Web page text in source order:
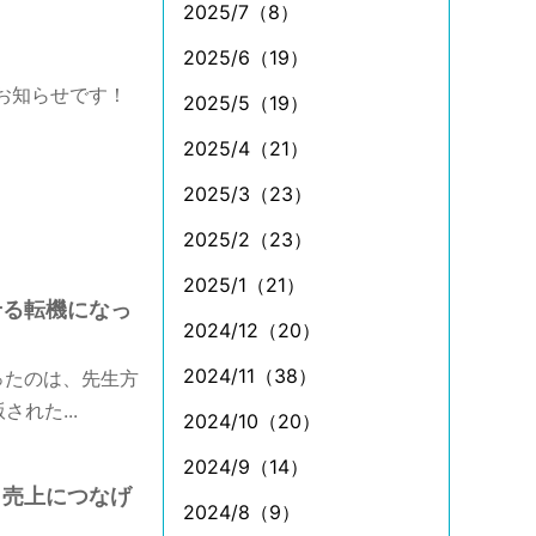
らせです！
転機になっ
のは、先生方
れた...
上につなげ
2025/7（8）
2025/6（19）
2025/5（19）
2025/4（21）
2025/3（23）
2025/2（23）
2025/1（21）
2024/12（20）
2024/11（38）
2024/10（20）
2024/9（14）
2024/8（9）